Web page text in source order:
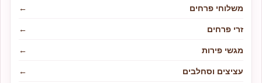
משלוחי פרחים
←
זרי פרחים
←
מגשי פירות
←
עציצים וסחלבים
←